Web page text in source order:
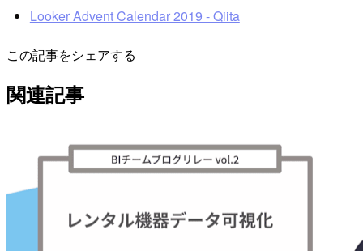
Looker Advent Calendar 2019 - Qiita
この記事をシェアする
関連記事